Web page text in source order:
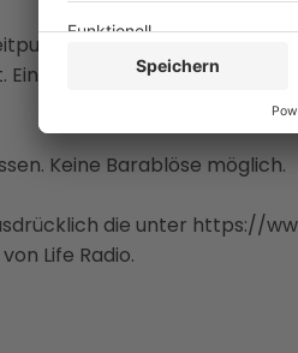
der Posting-
Eine Gewinnerbekanntgabe
Keine Barablöse möglich.
die unter https://
Life Radio.